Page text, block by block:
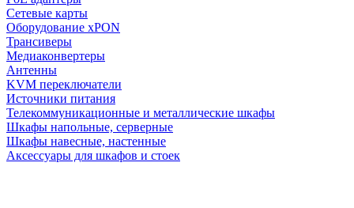
Сетевые карты
Оборудование xPON
Трансиверы
Медиаконвертеры
Антенны
KVM переключатели
Источники питания
Телекоммуникационные и металлические шкафы
Шкафы напольные, серверные
Шкафы навесные, настенные
Аксессуары для шкафов и стоек